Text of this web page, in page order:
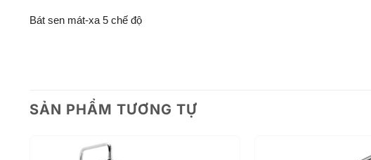
Bát sen mát-xa 5 chế độ
SẢN PHẨM TƯƠNG TỰ